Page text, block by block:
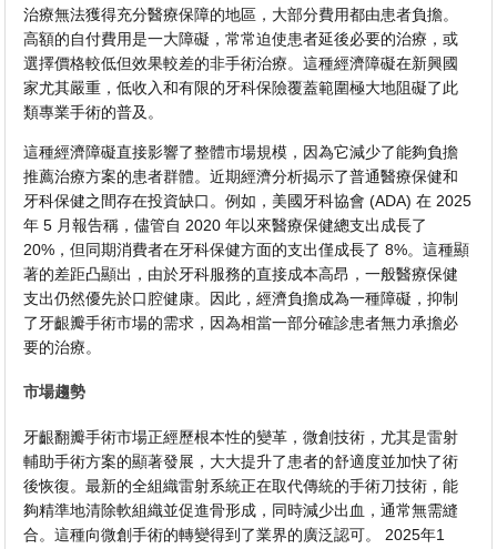
治療無法獲得充分醫療保障的地區，大部分費用都由患者負擔。
高額的自付費用是一大障礙，常常迫使患者延後必要的治療，或
選擇價格較低但效果較差的非手術治療。這種經濟障礙在新興國
家尤其嚴重，低收入和有限的牙科保險覆蓋範圍極大地阻礙了此
類專業手術的普及。
這種經濟障礙直接影響了整體市場規模，因為它減少了能夠負擔
推薦治療方案的患者群體。近期經濟分析揭示了普通醫療保健和
牙科保健之間存在投資缺口。例如，美國牙科協會 (ADA) 在 2025
年 5 月報告稱，儘管自 2020 年以來醫療保健總支出成長了
20%，但同期消費者在牙科保健方面的支出僅成長了 8%。這種顯
著的差距凸顯出，由於牙科服務的直接成本高昂，一般醫療保健
支出仍然優先於口腔健康。因此，經濟負擔成為一種障礙，抑制
了牙齦瓣手術市場的需求，因為相當一部分確診患者無力承擔必
要的治療。
市場趨勢
牙齦翻瓣手術市場正經歷根本性的變革，微創技術，尤其是雷射
輔助手術方案的顯著發展，大大提升了患者的舒適度並加快了術
後恢復。最新的全組織雷射系統正在取代傳統的手術刀技術，能
夠精準地清除軟組織並促進骨形成，同時減少出血，通常無需縫
合。這種向微創手術的轉變得到了業界的廣泛認可。 2025年1